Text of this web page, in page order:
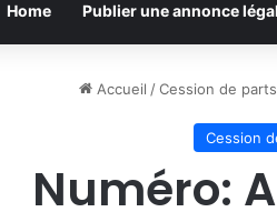
Home Publier une annonce
Accueil / Cession de
Cession
Numéro: